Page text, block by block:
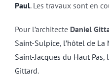
Paul. Les travaux sont en
Pour l’architecte Daniel
Saint-Sulpice, l’hôtel de La
Saint-Jacques du Haut Pas,
Gittard.